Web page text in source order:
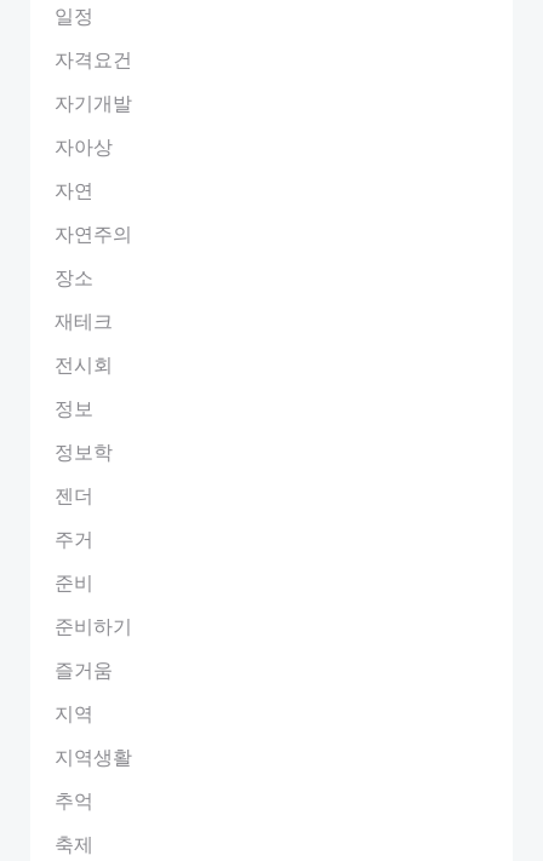
일정
자격요건
자기개발
자아상
자연
자연주의
장소
재테크
전시회
정보
정보학
젠더
주거
준비
준비하기
즐거움
지역
지역생활
추억
축제